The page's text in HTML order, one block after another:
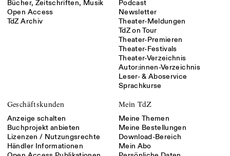
Bücher, Zeitschriften, Musik
Open Access
TdZ Archiv
Podcast
Newsletter
Theater-Meldungen
TdZ on Tour
Theater-Premieren
Theater-Festivals
Theater-Verzeichnis
Autor:innen-Verzeichnis
Leser- & Aboservice
Sprachkurse
Geschäftskunden
Anzeige schalten
Buchprojekt anbieten
Lizenzen / Nutzungsrechte
Händler Informationen
Mein TdZ
Meine Themen
Meine Bestellungen
Download-Bereich
Mein Abo